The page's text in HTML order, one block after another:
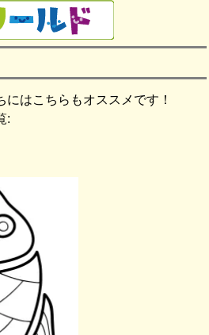
はこちらもオススメです！
: